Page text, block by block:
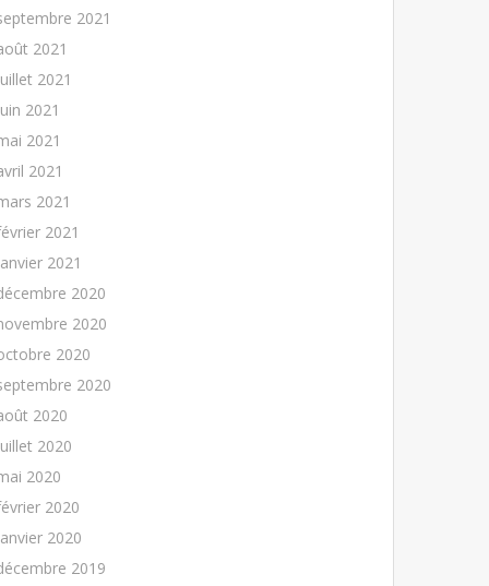
2021
2021
2021
2021
2021
2021
2021
2021
2021
2020
2020
2020
2020
2020
2020
2020
2020
2020
2019